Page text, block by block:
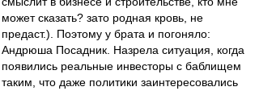
может сказать? зато родная кровь, не
предаст.). Поэтому у брата и погоняло:
Андрюша Посадник. Назрела ситуация, когда
появились реальные инвесторы с баблищем
таким, что даже политики заинтересовались